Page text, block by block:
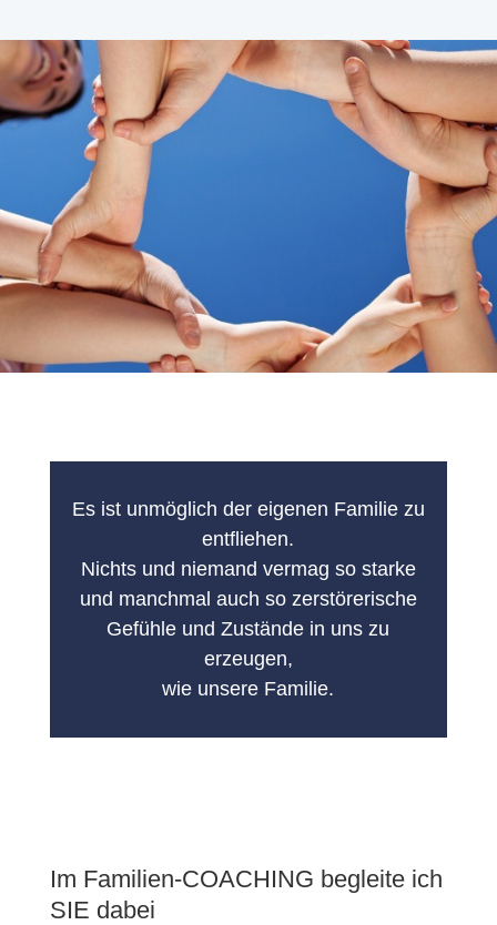
Es ist unmöglich der eigenen Familie zu
entfliehen.
Nichts und niemand vermag so starke
und manchmal auch so zerstörerische
Gefühle und Zustände in uns zu
erzeugen,
wie unsere Familie.
Im Familien-COACHING begleite ich
SIE dabei